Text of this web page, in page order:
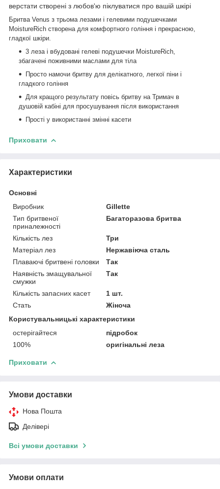
верстати створені з любов'ю піклуватися про вашій шкірі
Бритва Venus з трьома лезами і гелевими подушечками
MoistureRich створена для комфортного гоління і прекрасною,
гладкої шкіри.
3 леза і вбудовані гелеві подушечки MoistureRich,
збагачені поживними маслами для тіла
Просто намочи бритву для делікатного, легкої піни і
гладкого гоління
Для кращого результату повісь бритву на Тримач в
душовій кабіні для просушування після використання
Прості у використанні змінні касети
Приховати
Характеристики
Основні
Виробник
Gillette
Тип бритвеної
приналежності
Багаторазова бритва
Кількість лез
Три
Матеріал лез
Нержавіюча сталь
Плаваючі бритвені головки
Так
Наявність змащувальної
смужки
Так
Кількість запасних касет
1 шт.
Стать
Жіноча
Користувальницькі характеристики
остерігайтеся
підробок
100%
оригінальні леза
Приховати
Умови доставки
Нова Пошта
Делівері
Всі умови доставки
Умови оплати